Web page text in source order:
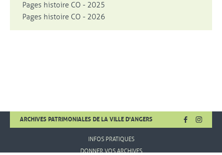
Pages histoire CO - 2025
Pages histoire CO - 2026
ARCHIVES PATRIMONIALES DE LA VILLE D'ANGERS FACEBOOK
, OUVRE
,
INFOS PRATIQUES
DONNER VOS ARCHIVES